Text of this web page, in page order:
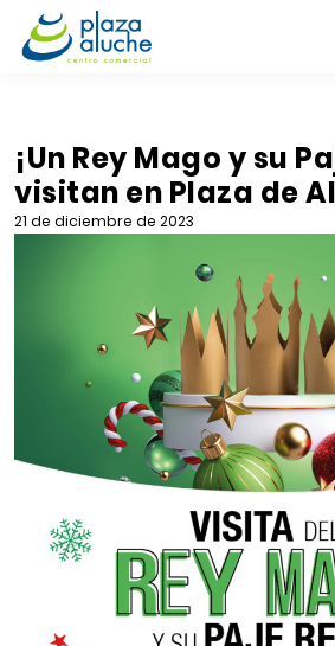
TIENDAS
VENTA TELEFÓNICA
¡Un Rey Mago y su
visitan en Plaza de
21 de diciembre de 2023